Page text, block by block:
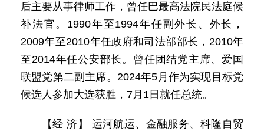
后主要从事律师工作，曾任巴最高法院民法庭候
补法官。1990年至1994年任副外长、外长，
2009年至2010年任政府和司法部部长，2010年
至2014年任公安部长。曾任团结党主席、爱国
联盟党第二副主席。2024年5月作为实现目标党
候选人参加大选获胜，7月1日就任总统。
【经 济】 运河航运、金融服务、科隆自贸